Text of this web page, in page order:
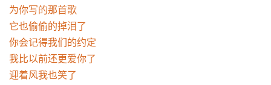
为你写的那首歌
它也偷偷的掉泪了
你会记得我们的约定
我比以前还更爱你了
迎着风我也笑了